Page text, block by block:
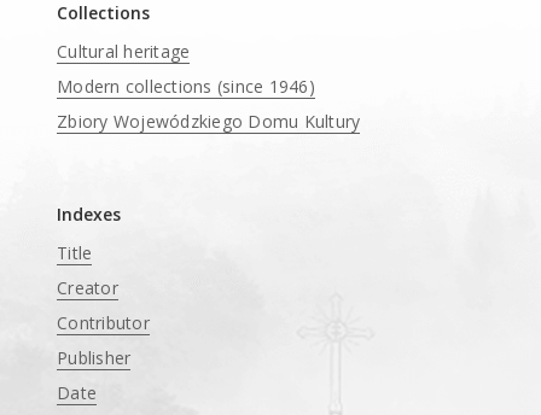
Collections
Cultural heritage
Modern collections (since 1946)
Zbiory Wojewódzkiego Domu Kultury
Indexes
Title
Creator
Contributor
Publisher
Date